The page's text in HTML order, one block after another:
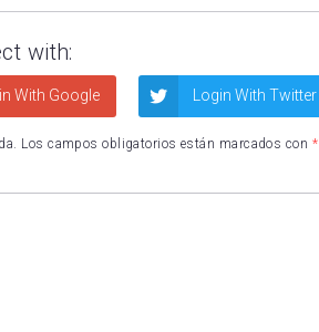
with:
With Google Login With Twitter
Los campos obligatorios están marcados con *